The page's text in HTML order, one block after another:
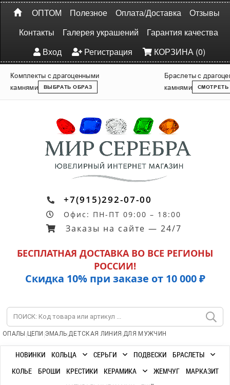
ОПТОМ Полезное Оплата/Доставка
Отзывы
Контакты
Галерея украшений
Гарантия качества
Вход
Регистрация КОРЗИНА (0)
Комплекты с драгоценными
камнями
ВЫБРАТЬ ОБРАЗ
Браслеты с
камнями
СМОТРЕТЬ
+7(915)292-07-00
Офис: ПН-ПТ 09:00 – 18:00
Заказы на сайте — 24/7
БЕСПЛАТНАЯ ДОСТАВКА ВО ВСЕ РЕГИОНЫ
РОССИИ!
Скидка 10% при заказе от 10 000 ₽
ОПАЛЫ | ЦЕПИ |ЭМАЛЬ|ДЕТСКАЯ ЛИНИЯ |ДЛЯ МУЖЧИН
НОВИНКИ КОЛЬЦА СЕРЬГИ ПОДВЕСКИ
БРАСЛЕТЫ
КОЛЬЕ
БРОШИ КРЕСТИКИ КЕРАМИКА ЖЕМЧУГ
МАРКАЗИТ